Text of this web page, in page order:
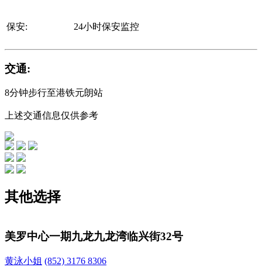
保安: 24小时保安监控
交通:
8分钟步行至港铁元朗站
上述交通信息仅供参考
其他选择
美罗中心一期九龙九龙湾临兴街32号
黄泳小姐 (852) 3176 8306